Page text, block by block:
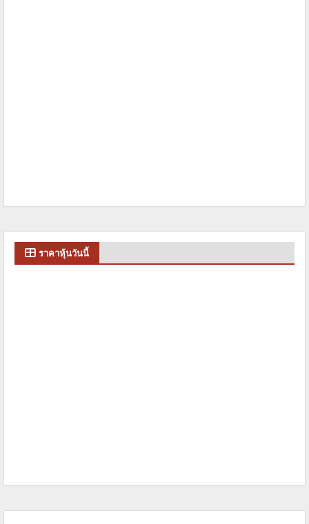
ราคาหุ้นวันนี้